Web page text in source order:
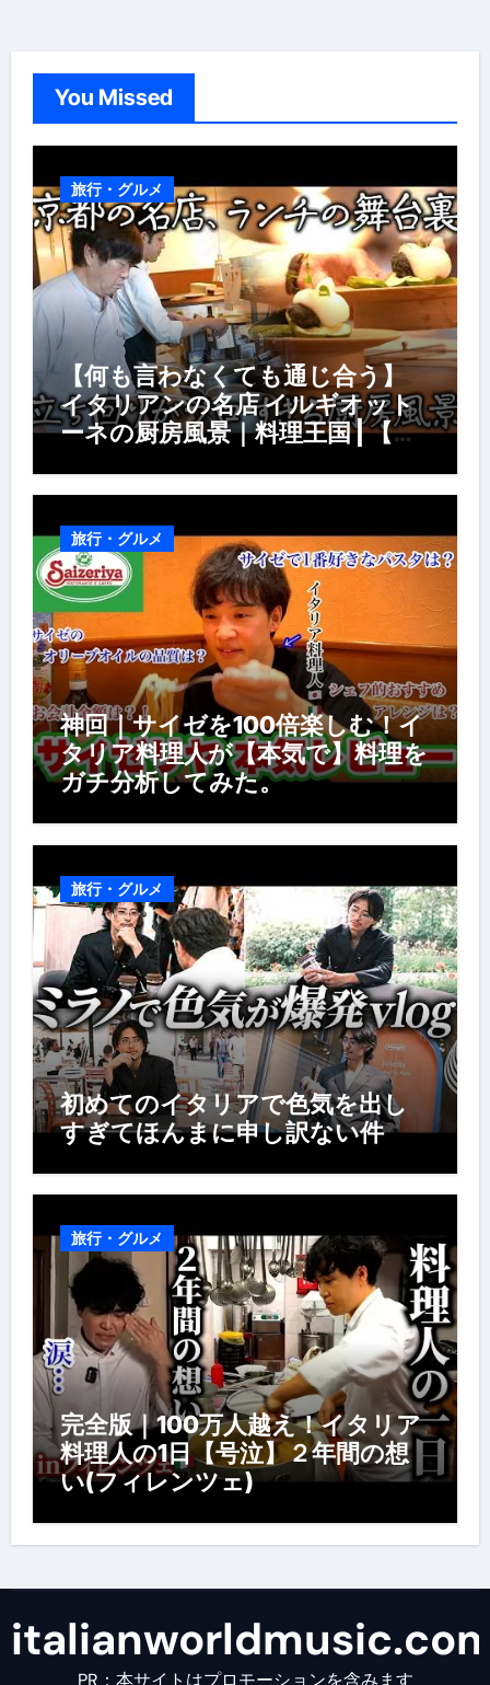
You Missed
旅行・グルメ
【何も言わなくても通じ合う】
イタリアンの名店 イルギオット
ーネの厨房風景｜料理王国 | 【厨
風景】
旅行・グルメ
神回｜サイゼを100倍楽しむ！イ
タリア料理人が【本気で】料理を
ガチ分析してみた。
旅行・グルメ
初めてのイタリアで色気を出し
すぎてほんまに申し訳ない件
旅行・グルメ
完全版｜100万人越え！イタリア
料理人の1日【号泣】２年間の想
い(フィレンツェ)
PR：本サイトはプロモーションを含みます